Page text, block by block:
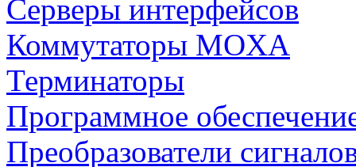
Серверы интерфейсов
Коммутаторы MOXA
Терминаторы
Программное
Преобразователи